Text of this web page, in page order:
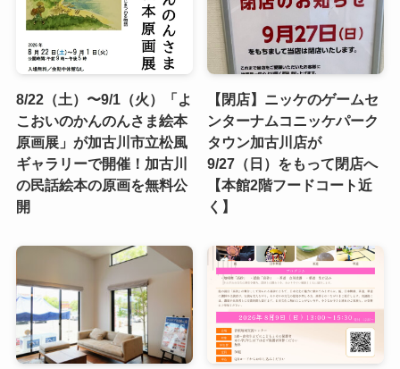
8/22（土）〜9/1（火）「よ
こおいのかんのんさま絵本
原画展」が加古川市立松風
ギャラリーで開催！加古川
の民話絵本の原画を無料公
開
【閉店】ニッケのゲームセ
ンターナムコニッケパーク
タウン加古川店が
9/27（日）をもって閉店へ
【本館2階フードコート近
く】